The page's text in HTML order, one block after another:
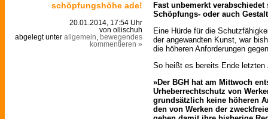
schöpfungshöhe ade!
20.01.2014, 17:54 Uhr
von ollischuh
abgelegt unter allgemein
bewegendes
kommentieren »
Fast unbemerkt
Schöpfungs- oder auch
Eine Hürde für die
der angewandten Kunst, war
die höheren Anforderungen
So heißt es bereits Ende letzten
»Der BGH hat am Mittwoch
Urheberrechtschutz von
grundsätzlich keine höheren
den von Werken der